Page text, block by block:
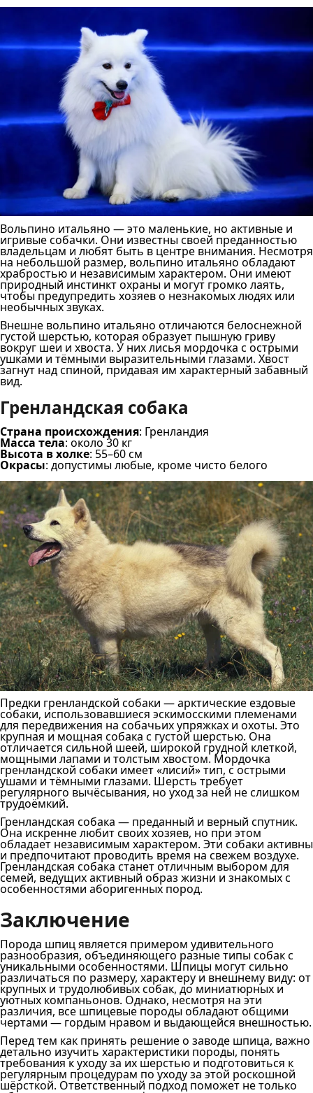
Вольпино итальяно — это маленькие, но активные и
игривые собачки. Они известны своей преданностью
владельцам и любят быть в центре внимания. Несмотря
на небольшой размер, вольпино итальяно обладают
храбростью и независимым характером. Они имеют
природный инстинкт охраны и могут громко лаять,
чтобы предупредить хозяев о незнакомых людях или
необычных звуках.
Внешне вольпино итальяно отличаются белоснежной
густой шерстью, которая образует пышную гриву
вокруг шеи и хвоста. У них лисья мордочка с острыми
ушками и тёмными выразительными глазами. Хвост
загнут над спиной, придавая им характерный забавный
вид.
Гренландская собака
Страна происхождения: Гренландия
Масса тела: около 30 кг
Высота в холке: 55–60 см
Окрасы: допустимы любые, кроме чисто белого
Предки гренландской собаки — арктические ездовые
собаки, использовавшиеся эскимосскими племенами
для передвижения на собачьих упряжках и охоты. Это
крупная и мощная собака с густой шерстью. Она
отличается сильной шеей, широкой грудной клеткой,
мощными лапами и толстым хвостом. Мордочка
гренландской собаки имеет «лисий» тип, с острыми
ушами и тёмными глазами. Шерсть требует
регулярного вычёсывания, но уход за ней не слишком
трудоёмкий.
Гренландская собака — преданный и верный спутник.
Она искренне любит своих хозяев, но при этом
обладает независимым характером. Эти собаки активны
и предпочитают проводить время на свежем воздухе.
Гренландская собака станет отличным выбором для
семей, ведущих активный образ жизни и знакомых с
особенностями аборигенных пород.
Заключение
Порода шпиц является примером удивительного
разнообразия, объединяющего разные типы собак с
уникальными особенностями. Шпицы могут сильно
различаться по размеру, характеру и внешнему виду: от
крупных и трудолюбивых собак, до миниатюрных и
уютных компаньонов. Однако, несмотря на эти
различия, все шпицевые породы обладают общими
чертами — гордым нравом и выдающейся внешностью.
Перед тем как принять решение о заводе шпица, важно
детально изучить характеристики породы, понять
требования к уходу за их шерстью и подготовиться к
регулярным процедурам по уходу за этой роскошной
шёрсткой. Ответственный подход поможет не только